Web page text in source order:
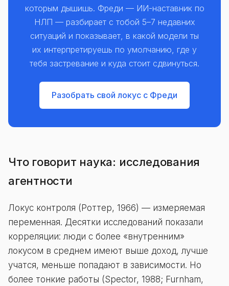
которым дышишь. Фреди — ИИ-наставник по
НЛП — разбирает с тобой 5–7 недавних
ситуаций и показывает, в какой модели ты
их интерпретируешь по умолчанию, где у
тебя застревание и куда стоит сдвинуться.
Разобрать свой локус с Фреди
Что говорит наука: исследования
агентности
Локус контроля (Роттер, 1966) — измеряемая
переменная. Десятки исследований показали
корреляции: люди с более «внутренним»
локусом в среднем имеют выше доход, лучше
учатся, меньше попадают в зависимости. Но
более тонкие работы (Spector, 1988; Furnham,